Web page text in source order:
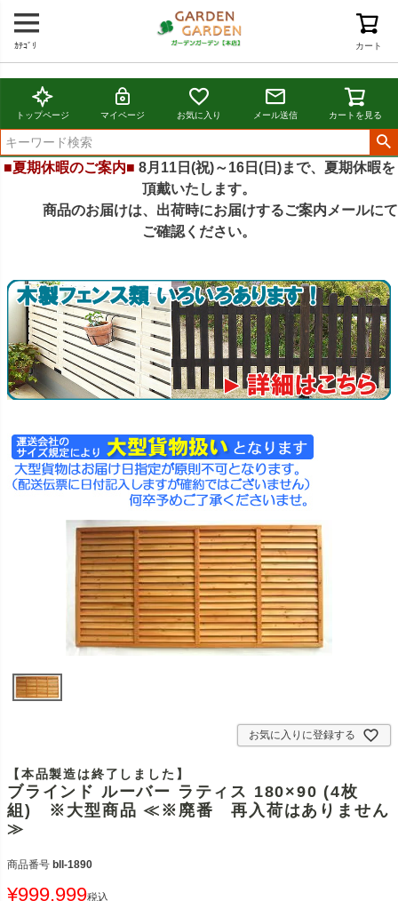
カート
ｶﾃｺﾞﾘ
トップページ マイページ お気に入り メール送信 カートを見る
■夏期休暇のご案内■ 8月11日(祝)～16日(日)まで、夏期休暇を
頂戴いたします。
商品のお届けは、出荷時にお届けするご案内メールにて
ご確認ください。
お気に入りに登録する
【本品製造は終了しました】
ブラインド ルーバー ラティス 180×90 (4枚
組) ※大型商品 ≪※廃番 再入荷はありません
≫
商品番号 bll-1890
¥999,999税込